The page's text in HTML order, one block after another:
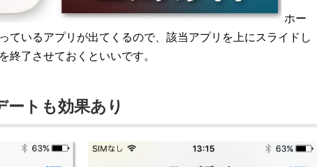
ホー
ているアプリが出てくるので、該当アプリを上にスライドし
終了させておくといいです。
ートも効果あり